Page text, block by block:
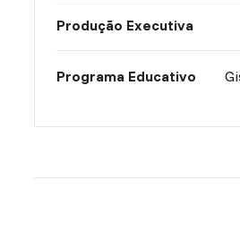
Produção Executiva
Programa Educativo